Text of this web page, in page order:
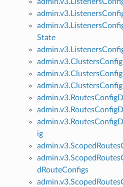
State
ig
dRouteConfigs